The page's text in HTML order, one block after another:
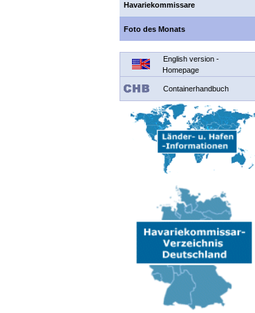
Havariekommissare
Foto des Monats
English version -
Homepage
Containerhandbuch